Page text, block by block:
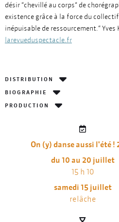
désir "chevillé au corps" de
existence grâce à la force du
inépuisable de ressourcement." Yves
larevueduspectacle.fr
DISTRIBUTION
BIOGRAPHIE
PRODUCTION
On (y) danse aussi l'été !
du 10 au 20 juillet
15 h 10
samedi 15 juillet
relâche